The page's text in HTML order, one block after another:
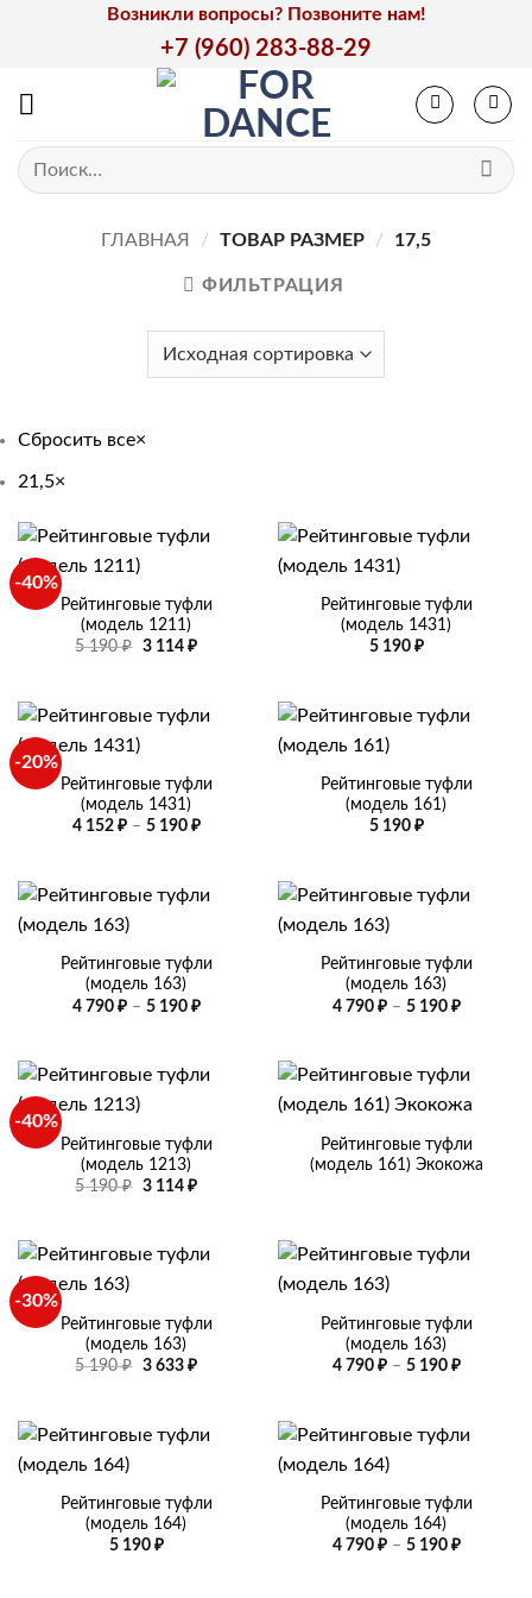
Возникли вопросы? Позвоните нам!
+7 (960) 283-88-29
Искать:
ГЛАВНАЯ / ТОВАР РАЗМЕР / 17,5
ФИЛЬТРАЦИЯ
Сбросить все×
21,5×
-40%
Рейтинговые туфли
(модель 1211)
5 190₽
Первоначальная
190 ₽.
3 114 ₽Текущая
Рейтинговые туфли
(модель 1431)
5 190 ₽
-20%
Рейтинговые туфли
(модель 1431)
4 152 ₽ – 5 190 ₽Диапазон
5
Рейтинговые туфли
(модель 161)
5 190 ₽
Рейтинговые туфли
(модель 163)
4 790 ₽ – 5 190 ₽Диапазон
5
Рейтинговые туфли
(модель 163)
4 790 ₽ – 5 190 ₽
5
190 ₽
-40%
Рейтинговые туфли
(модель 1213)
5 190₽
Первоначальная
190 ₽.
3 114 ₽Текущая
Рейтинговые туфли
(модель 161) Экокожа
-30%
Рейтинговые туфли
(модель 163)
5 190₽
Первоначальная
190 ₽.
3 633 ₽Текущая
Рейтинговые туфли
(модель 163)
4 790 ₽ – 5 190 ₽
5
Рейтинговые туфли
(модель 164)
5 190 ₽
Рейтинговые туфли
(модель 164)
4 790 ₽ – 5 190 ₽